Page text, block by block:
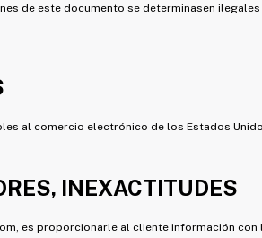
de este documento se determinasen
al comercio electrónico de los Estados
INEXACTITUDES
es proporcionarle al cliente información